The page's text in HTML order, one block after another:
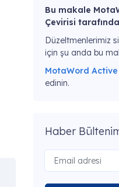
Bu makale
Çevirisi
Düzeltmenlerimiz
için şu anda bu
MotaWord Active
edinin.
Haber